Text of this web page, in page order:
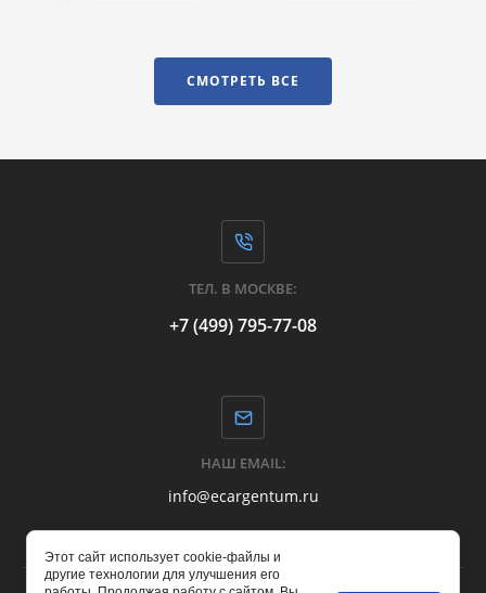
СМОТРЕТЬ ВСЕ
ТЕЛ. В МОСКВЕ:
+7 (499) 795-77-08
НАШ EMAIL:
info@ecargentum.ru
Этот сайт использует cookie-файлы и
другие технологии для улучшения его